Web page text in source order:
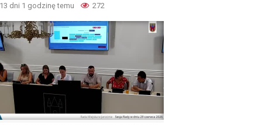
13 dni 1 godzinę temu 272